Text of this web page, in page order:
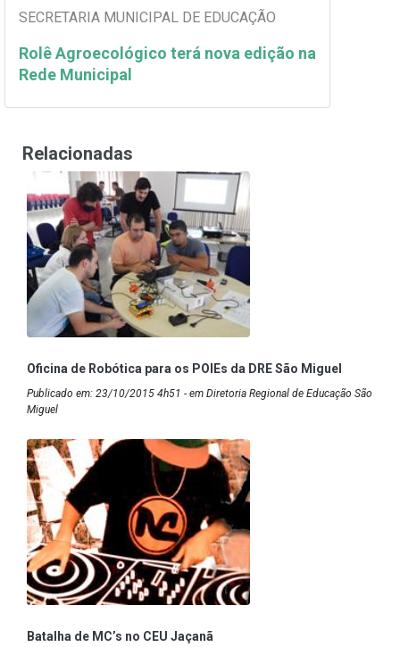
SECRETARIA MUNICIPAL DE EDUCAÇÃO
Rolê Agroecológico terá nova edição na
Rede Municipal
Relacionadas
Oficina de Robótica para os POIEs da DRE São Miguel
Publicado em: 23/10/2015 4h51 - em Diretoria Regional de Educação São
Miguel
Batalha de MC’s no CEU Jaçanã